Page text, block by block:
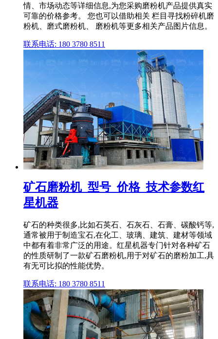
情、市场动态等详细信息,为您采购磨粉机产品提供真实
可靠的价格参考。 您也可以借助相关 栏目寻找粉碎机磨
粉机、磨式磨粉机、 磨粉机等更多相关产品图片信息。
联系电话: 180 3780 8511
矿石磨粉机_型号_价格_技术参数红
星机器
矿石的种类很多,比如石英石、石灰石、石膏、碳酸钙等,
通常被用于制造宝石,在化工、玻璃、建筑、建材等领域
中都有着非常广泛的用途。红星机器专门针对各种矿石
的性质研制了一款矿石磨粉机,用于对矿石的磨粉加工,具
有无可比拟的性能优势。
联系电话: 180 3780 8511